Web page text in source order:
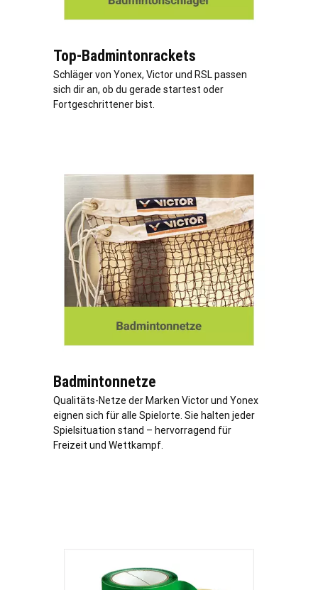
Top-Badmintonrackets
Schläger von Yonex, Victor und RSL passen
sich dir an, ob du gerade startest oder
Fortgeschrittener bist.
Badmintonnetze
Qualitäts-Netze der Marken Victor und Yonex
eignen sich für alle Spielorte. Sie halten jeder
Spielsituation stand – hervorragend für
Freizeit und Wettkampf.